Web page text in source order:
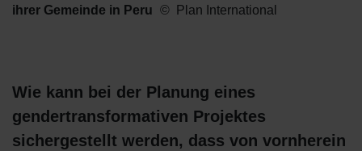
ihrer Gemeinde in Peru
Plan International
Wie kann bei der Planung eines
gendertransformativen Projektes
sichergestellt werden, dass von vornherein